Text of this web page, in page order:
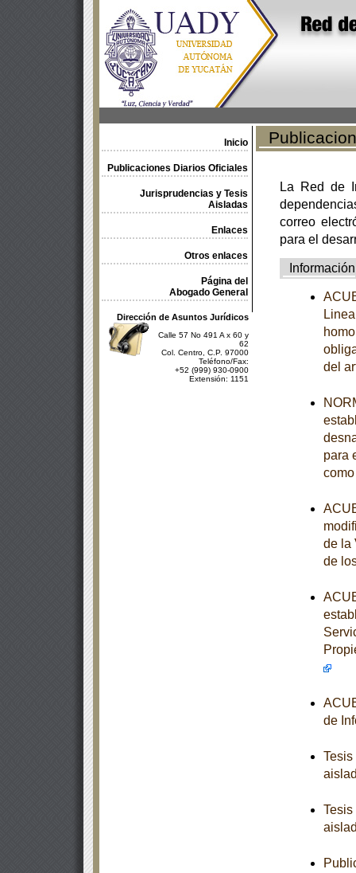
Inicio
Publicaciones Diarios Oficiales
Jurisprudencias y Tesis
Aisladas
Enlaces
Otros enlaces
Página del
Abogado General
Dirección de Asuntos Jurídicos
Calle 57 No 491 A x 60 y
62
Col. Centro, C.P. 97000
Teléfono/Fax:
+52 (999) 930-0900
Extensión: 1151
La Red de
correo
para el
Información
del
para
de la
de
de